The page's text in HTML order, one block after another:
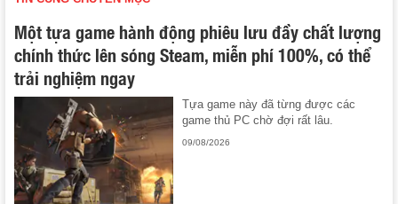
Một tựa game hành động phiêu lưu đầy chất lượng
chính thức lên sóng Steam, miễn phí 100%, có thể
trải nghiệm ngay
Tựa game này đã từng được các
game thủ PC chờ đợi rất lâu.
09/08/2026